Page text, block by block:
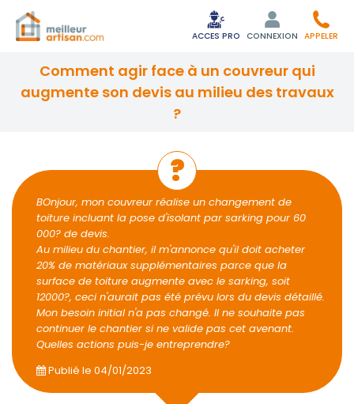
ACCES PRO CONNEXION APPELER
comment agir face à un couvreur qui
augmente son devis au milieu des travaux
?
BOnjour, mon couvreur réalise un changement de
toiture incluant la pose d'isolant par sarking pour 60
000? de devis.
Au milieu du chantier, il m'annonce qu'il doit acheter
20% de matériaux supplémentaires parce que la
surface de toiture augmente avec le sarking, soit
12000?, ceci n'aurait pas été prévu lors du devis détaillé.
Mon besoin initial n'a pas changé. Il ne souhaite pas
continuer le chantier si ne valide pas cet avenant.
Quelles actions puis-je entreprendre?
Publié le 04/01/2023